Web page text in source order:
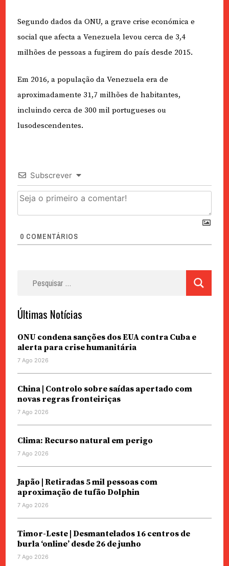
Segundo dados da ONU, a grave crise económica e
social que afecta a Venezuela levou cerca de 3,4
milhões de pessoas a fugirem do país desde 2015.
Em 2016, a população da Venezuela era de
aproximadamente 31,7 milhões de habitantes,
incluindo cerca de 300 mil portugueses ou
lusodescendentes.
Subscrever
0 COMENTÁRIOS
Últimas Notícias
ONU condena sanções dos EUA contra Cuba e
alerta para crise humanitária
7 Ago 2026
China | Controlo sobre saídas apertado com
novas regras fronteiriças
7 Ago 2026
Clima: Recurso natural em perigo
7 Ago 2026
Japão | Retiradas 5 mil pessoas com
aproximação de tufão Dolphin
7 Ago 2026
Timor-Leste | Desmantelados 16 centros de
burla ‘online’ desde 26 de junho
7 Ago 2026